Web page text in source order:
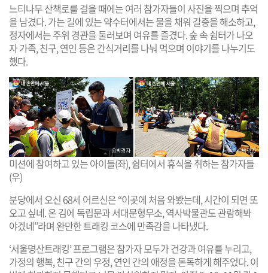
느티나무 산책로를 걸을 때에는 여러 참가자들이 사진을 찍으며 추억
을 남겼다. 가는 길에 있는 약수터에서는 물을 채워 갈증을 해소하고,
정자에서는 주위 경관을 둘러보며 여유를 즐겼다. 숲 속 쉼터가 나오
자 가족, 친구, 연인 등은 간식거리를 나눠 먹으며 이야기를 나누기도
했다.
미션에 참여하고 있는 아이들(좌), 쉼터에서 휴식을 취하는 참가자들
(우)
분당에서 오신 68세 어르신은 “이곳에 처음 와봤는데, 시간이 되면 또
오고 싶네. 온 김에 독립문과 서대문형무소, 역사박물관도 관람해봐
야겠네”라며 완만한 트래킹 코스에 만족감을 나타냈다.
‘서울명산트래킹’ 프로그램은 참가자 모두가 건강과 여유를 누리고,
가정의 행복, 친구 간의 우정, 연인 간의 애정을 돈독하게 해주었다. 이